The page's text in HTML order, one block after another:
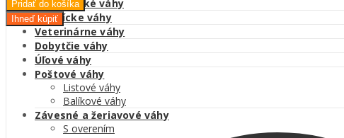
Lekárenské váhy
Zlatnícke váhy
Veterinárne váhy
Dobytčie váhy
Úľové váhy
Poštové váhy
Listové váhy
Balíkové váhy
Závesné a žeriavové váhy
S overením
do
1500
kg
rozmer
1200
1500
mm
quantity
Pridať do košíka
Ihneď kúpiť